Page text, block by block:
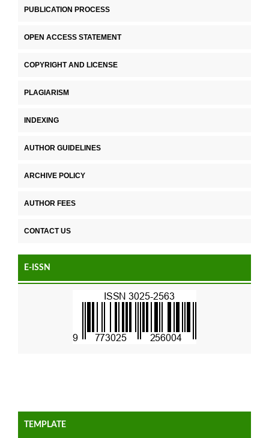
PUBLICATION PROCESS
OPEN ACCESS STATEMENT
COPYRIGHT AND LICENSE
PLAGIARISM
INDEXING
AUTHOR GUIDELINES
ARCHIVE POLICY
AUTHOR FEES
CONTACT US
E-ISSN
TEMPLATE